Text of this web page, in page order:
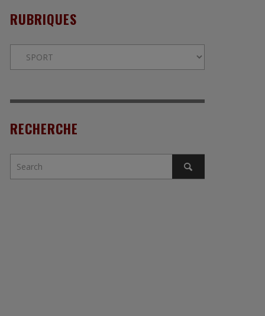
CONTACTER
RUBRIQUES
RECHERCHE